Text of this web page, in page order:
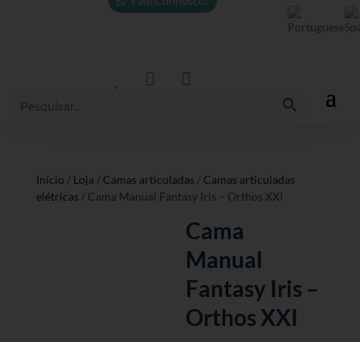
 
Início / Loja / Camas articuladas / Camas articuladas
elétricas / Cama Manual Fantasy Iris – Orthos XXI
Cama
Manual
Fantasy Iris –
Orthos XXI